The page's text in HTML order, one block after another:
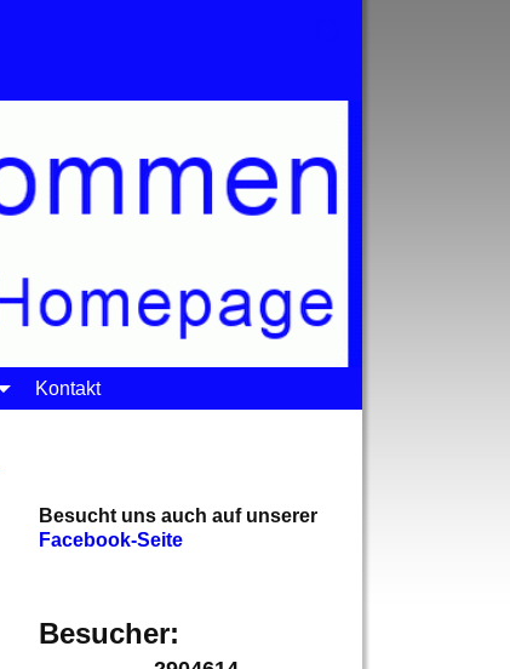
Kontakt
Besucht uns auch auf unserer
Facebook-Seite
Besucher: